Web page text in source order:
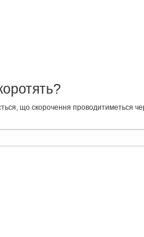
що скорочення проводитиметься